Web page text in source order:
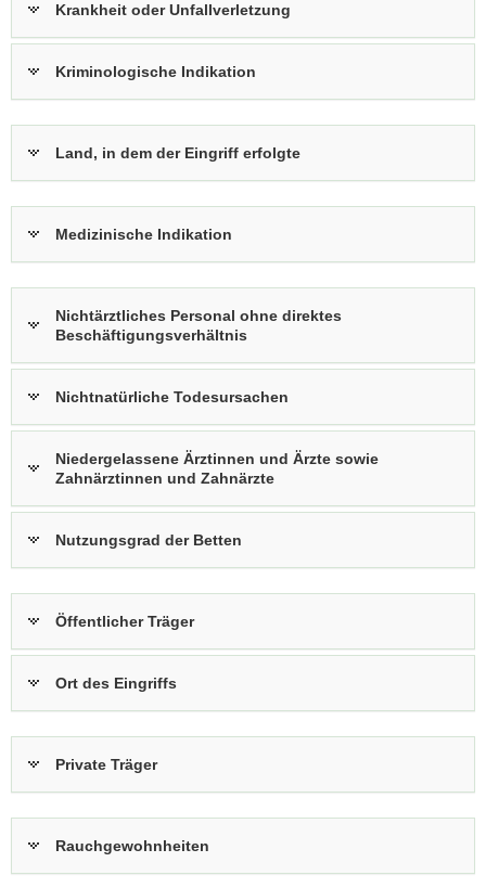
Krankheit oder Unfallverletzung
Kriminologische Indikation
Land, in dem der Eingriff erfolgte
Medizinische Indikation
Nichtärztliches Personal ohne direktes
Beschäftigungsverhältnis
Nichtnatürliche Todesursachen
Niedergelassene Ärztinnen und Ärzte sowie
Zahnärztinnen und Zahnärzte
Nutzungsgrad der Betten
Öffentlicher Träger
Ort des Eingriffs
Private Träger
Rauchgewohnheiten